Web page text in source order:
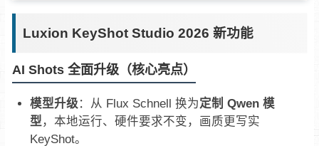
Luxion KeyShot Studio 2026 新功能
AI Shots 全面升级（核心亮点）
模型升级 ：从 Flux Schnell 换为定制 Qwen 模
型 ，本地运行、硬件要求不变，画质更写实
KeyShot。